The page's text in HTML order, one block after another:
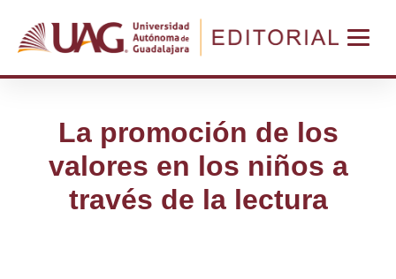
La promoción de los
valores en los niños a
través de la lectura